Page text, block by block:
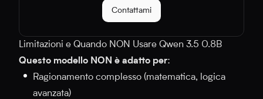
Contattami
Limitazioni e Quando NON Usare Qwen 3.5 0.8B
Questo modello NON è adatto per:
Ragionamento complesso (matematica, logica
avanzata)